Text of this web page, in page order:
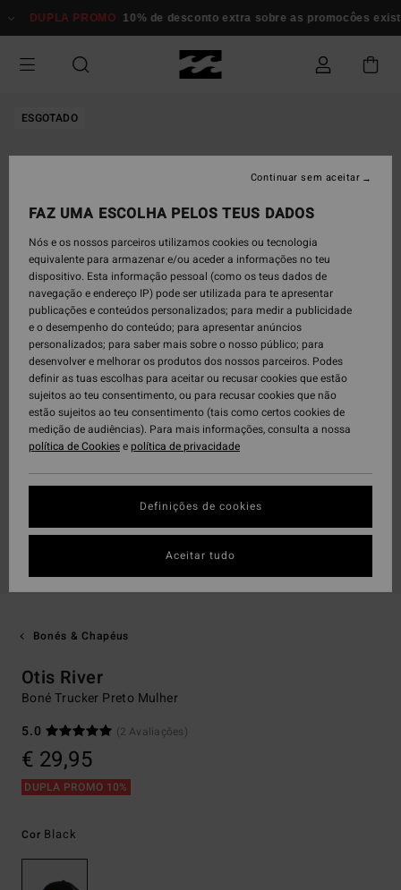
para
informação
DUPLA PROMO 10% de desconto extra sobre as promocôes
ESGOTADO
Bonés & Chapéus
Otis River
Boné Trucker Preto Mulher
5.0
(2 Avaliações)
€ 29,95
DUPLA PROMO 10%
Cor Black
FAZ UMA ESCOLHA PELOS TEUS DADOS
Nós e os nossos parceiros utilizamos cookies ou tecnologia
equivalente para armazenar e/ou aceder a informações no teu
dispositivo. Esta informação pessoal (como os teus dados de
navegação e endereço IP) pode ser utilizada para te apresentar
publicações e conteúdos personalizados; para medir a publicidade
e o desempenho do conteúdo; para apresentar anúncios
personalizados; para saber mais sobre o nosso público; para
desenvolver e melhorar os produtos dos nossos parceiros. Podes
definir as tuas escolhas para aceitar ou recusar cookies que estão
sujeitos ao teu consentimento, ou para recusar cookies que não
estão sujeitos ao teu consentimento (tais como certos cookies de
medição de audiências). Para mais informações, consulta a nossa
política de Cookiesepolítica de privacidade
Definições de cookies
Continuar sem aceitar
Aceitar tudo